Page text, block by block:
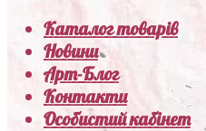
Каталог товарів
Новини
Арт-Блог
Контакти
Особистий кабінет